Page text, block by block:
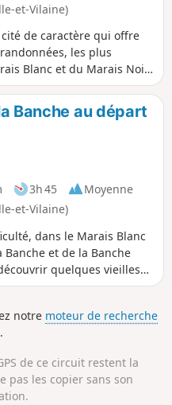
et-Vilaine)
de caractère qui offre
les plus
Blanc et du Marais Noir.
partie du circuit Nominöe,
dans la campagne plus
du Champ Dolent et la
Banche au départ
3h 45
Moyenne
et-Vilaine)
dans le Marais Blanc
et de la Banche
quelques vieilles
notre moteur de recherche
.
de ce circuit restent la
pas les copier sans son